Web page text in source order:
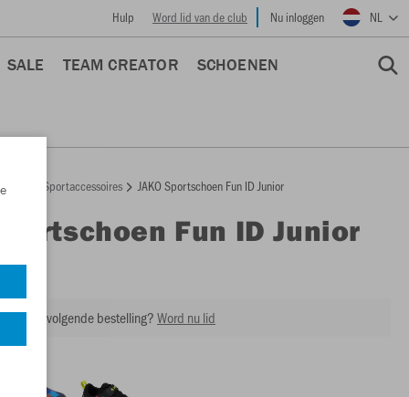
Hulp Word lid van de club Nu inloggen NL
SALE TEAM CREATOR SCHOENEN
Sportaccessoires JAKO Sportschoen Fun ID Junior
Fun ID Junior
op je volgende bestelling?Word nu lid